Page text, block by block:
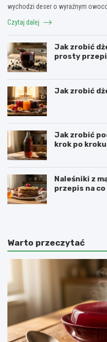
wychodzi deser o wyraźnym
Czytaj dalej
Jak zrobić
prosty
Jak zrobić
Jak zrobić
krok po kroku
Naleśniki z
przepis na
Warto przeczytać